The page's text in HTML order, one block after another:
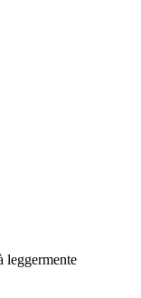
leggermente